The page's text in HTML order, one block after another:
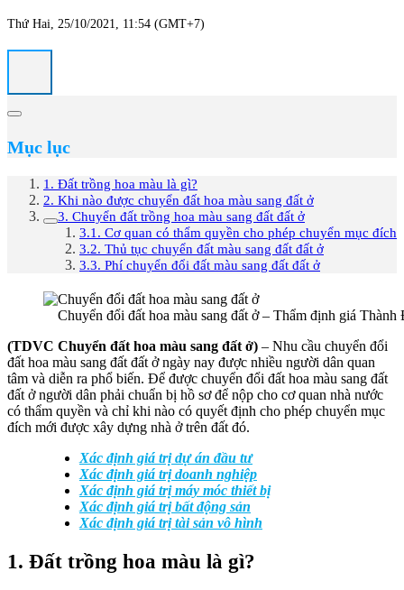
Thứ Hai, 25/10/2021, 11:54 (GMT+7)
Mục lục
1. Đất trồng hoa màu là gì?
2. Khi nào được chuyển đất hoa màu sang đất ở
3. Chuyển đất trồng hoa màu sang đất đất ở
3.1. Cơ quan có thẩm quyền cho phép chuyển mục đích
3.2. Thủ tục chuyển đất màu sang đất đất ở
3.3. Phí chuyển đổi đất màu sang đất đất ở
Chuyển đổi đất hoa màu sang đất ở – Thẩm định giá Thành
(TDVC Chuyển đất hoa màu sang đất ở) – Nhu cầu chuyển đổi
đất hoa màu sang đất đất ở ngày nay được nhiều người dân quan
tâm và diễn ra phổ biến. Để được chuyển đổi đất hoa màu sang đất
đất ở người dân phải chuẩn bị hồ sơ để nộp cho cơ quan nhà nước
có thẩm quyền và chỉ khi nào có quyết định cho phép chuyển mục
đích mới được xây dựng nhà ở trên đất đó.
Xác định giá trị dự án đầu tư
Xác định giá trị doanh nghiệp
Xác định giá trị máy móc thiết bị
Xác định giá trị bất động sản
Xác định giá trị tài sản vô hình
1. Đất trồng hoa màu là gì?